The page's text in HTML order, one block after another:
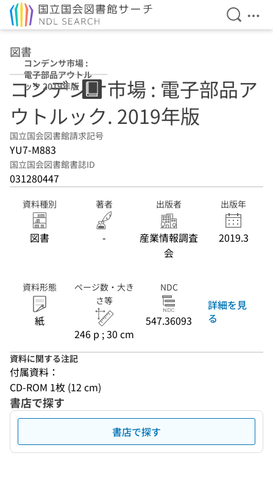
検索を
メ
図書
コンデンサ市場 :
電子部品アウトル
ック 2019年版
コンデンサ市場 : 電子部品ア
ウトルック. 2019年版
国立国会図書館請求記号
YU7-M883
国立国会図書館書誌ID
031280447
資料種別
図書
著者
-
出版者
産業情報調査
会
出版年
2019.3
資料形態
紙
ページ数・大き
さ等
246 p ; 30 cm
NDC
547.36093
詳細を見
る
資料に関する注記
付属資料：
CD-ROM 1枚 (12 cm)
書店で探す
書店で探す